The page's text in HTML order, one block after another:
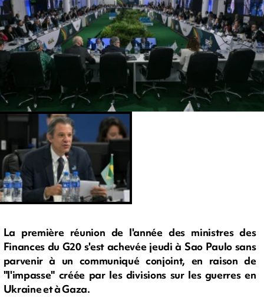
La première réunion de l'année des ministres des
Finances du G20 s'est achevée jeudi à Sao Paulo sans
parvenir à un communiqué conjoint, en raison de
"l'impasse" créée par les divisions sur les guerres en
Ukraine et à Gaza.